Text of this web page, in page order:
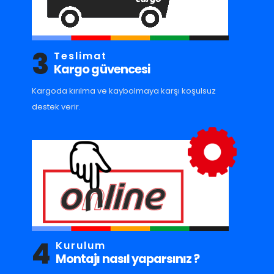
3 Teslimat
Kargo güvencesi
Kargoda kırılma ve kaybolmaya karşı koşulsuz
destek verir.
4 Kurulum
Montajı nasıl yaparsınız ?